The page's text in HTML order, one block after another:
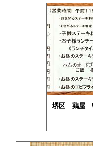
堺区 鶏屋